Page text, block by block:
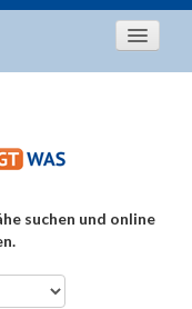
suchen und online